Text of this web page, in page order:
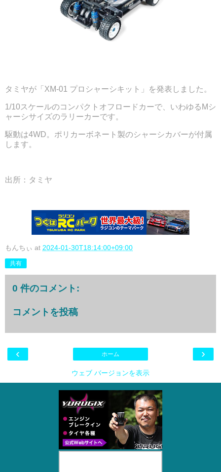
タミヤが「XM-01 プロシャーシキット」を発表しました。
1/10スケールのコンパクトオフロードカーで、いわゆるMシ
ャーシサイズのラリーカーです。
駆動は4WD。ポリカーボネート製のシャーシカバーが付属
します。
出所：タミヤ
もんちぃ at 2024-01-30T18:14:00+09:00
共有
0 件のコメント:
コメントを投稿
‹ ›
ホーム
ウェブ バージョンを表示